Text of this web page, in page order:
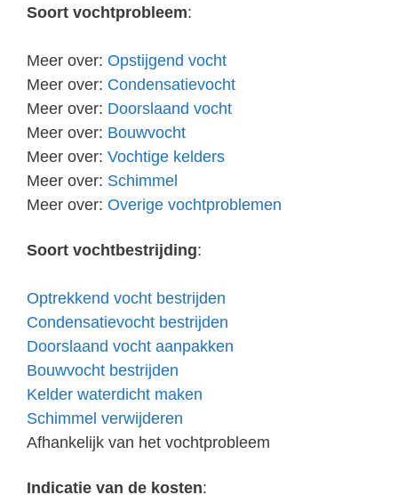
Soort vochtprobleem:
Meer over: Opstijgend vocht
Meer over: Condensatievocht
Meer over: Doorslaand vocht
Meer over: Bouwvocht
Meer over: Vochtige kelders
Meer over: Schimmel
Meer over: Overige vochtproblemen
Soort vochtbestrijding:
Optrekkend vocht bestrijden
Condensatievocht bestrijden
Doorslaand vocht aanpakken
Bouwvocht bestrijden
Kelder waterdicht maken
Schimmel verwijderen
Afhankelijk van het vochtprobleem
Indicatie van de kosten: